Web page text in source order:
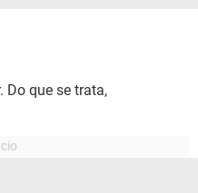
Do que se trata,